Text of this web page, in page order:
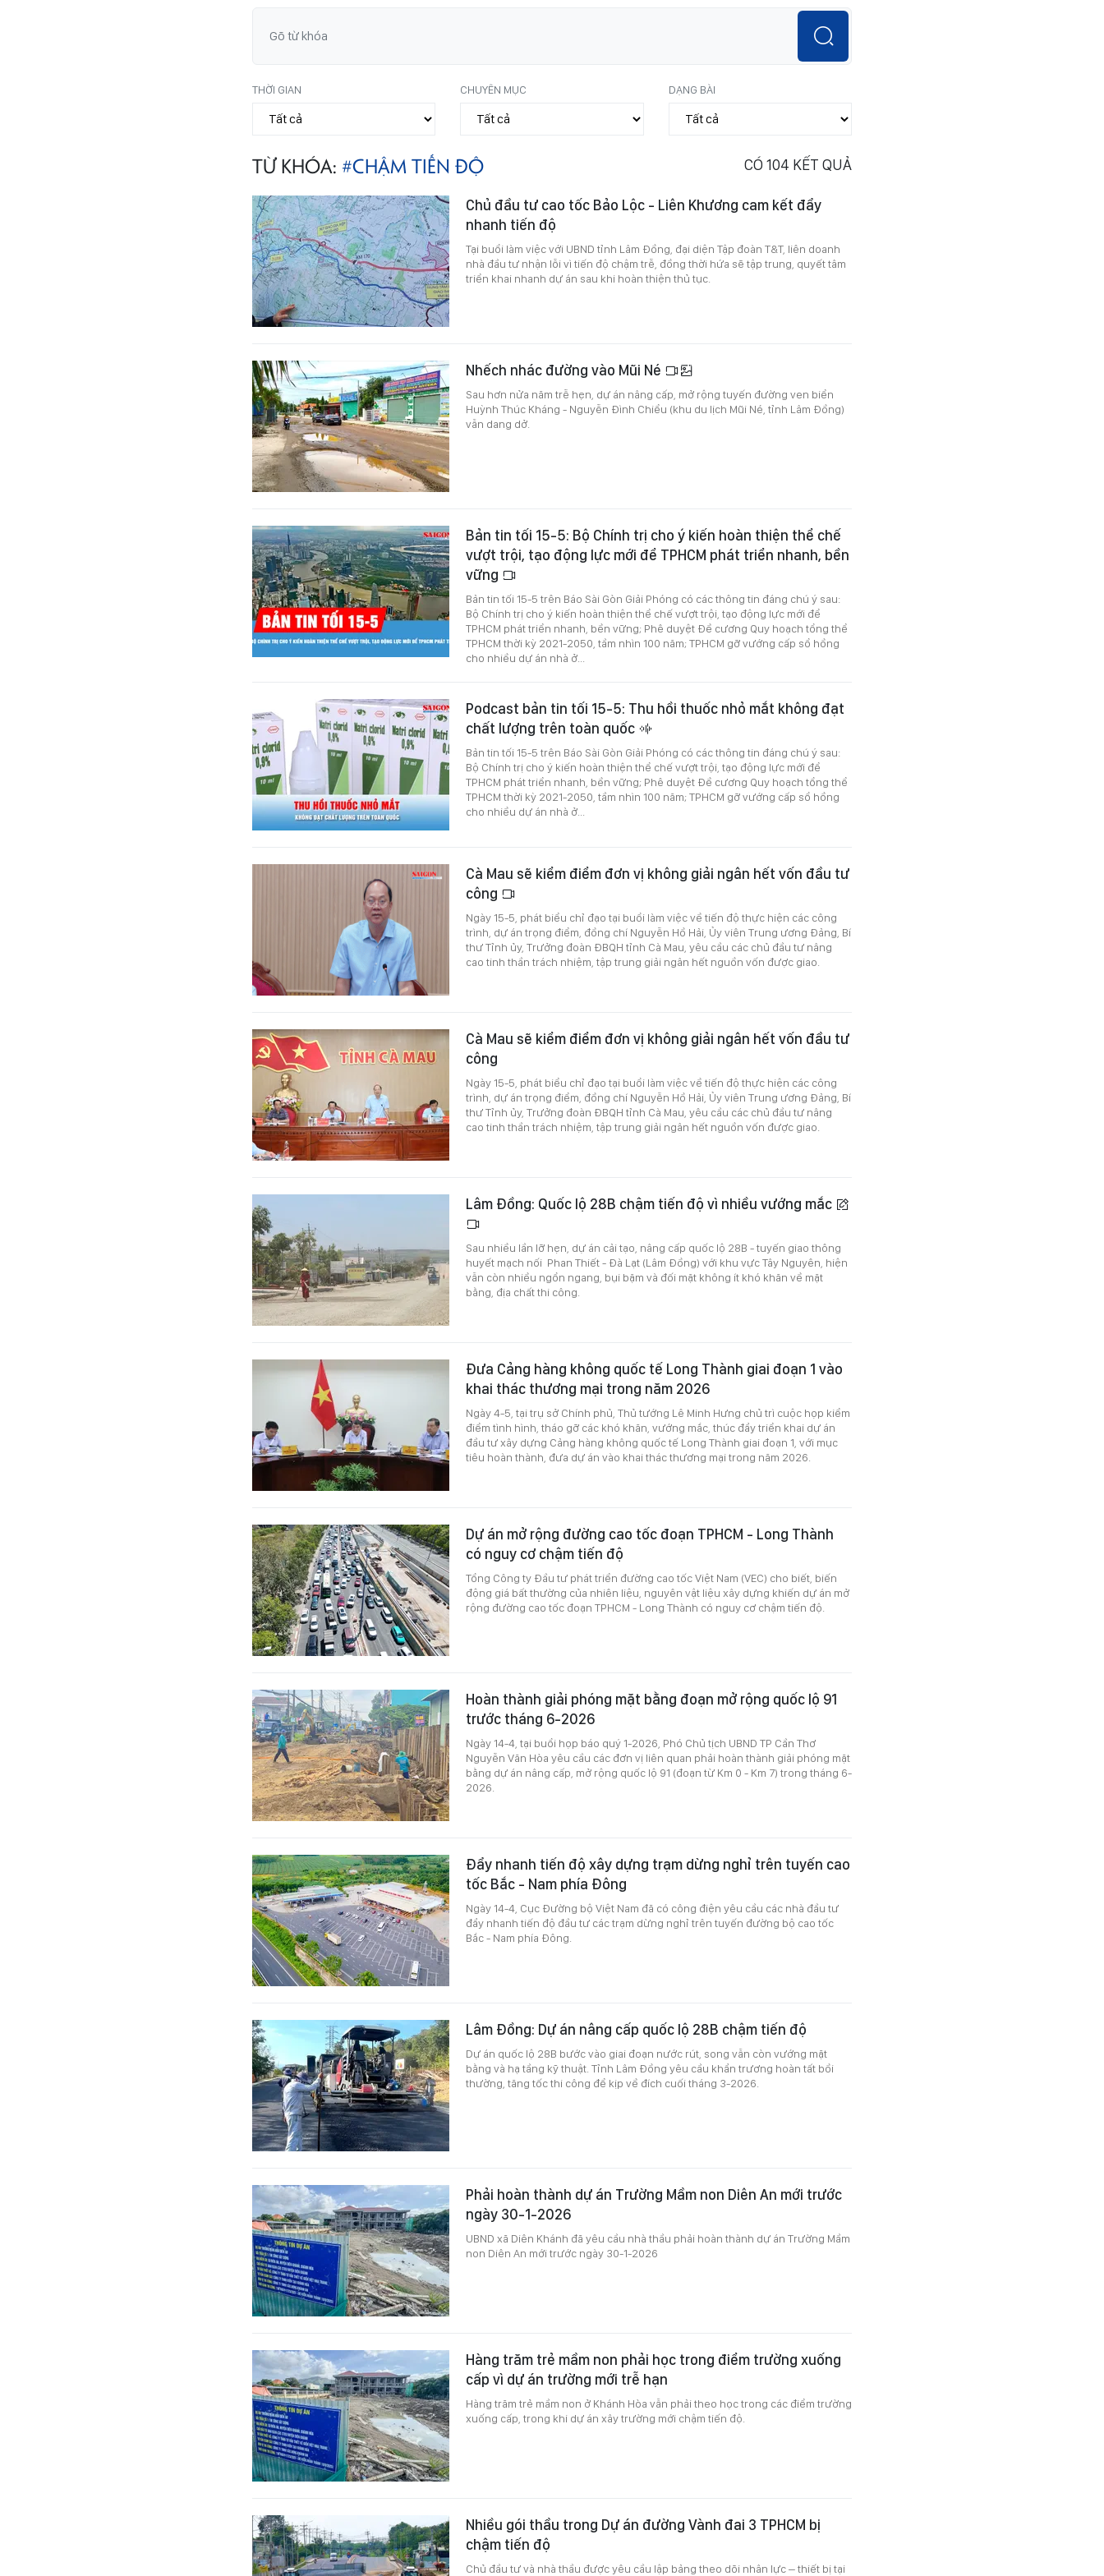
THỜI GIAN CHUYÊN MỤC DẠNG BÀI
TỪ KHÓA: #CHẬM TIẾN ĐỘ CÓ 104 KẾT QUẢ
Chủ đầu tư cao tốc Bảo Lộc - Liên Khương cam kết đẩy
nhanh tiến độ
Tại buổi làm việc với UBND tỉnh Lâm Đồng, đại diện Tập đoàn T&T, liên doanh
nhà đầu tư nhận lỗi vì tiến độ chậm trễ, đồng thời hứa sẽ tập trung, quyết tâm
triển khai nhanh dự án sau khi hoàn thiện thủ tục.
Nhếch nhác đường vào Mũi Né
Sau hơn nửa năm trễ hẹn, dự án nâng cấp, mở rộng tuyến đường ven biển
Huỳnh Thúc Kháng - Nguyễn Đình Chiểu (khu du lịch Mũi Né, tỉnh Lâm Đồng)
vẫn dang dở.
Bản tin tối 15-5: Bộ Chính trị cho ý kiến hoàn thiện thể chế
vượt trội, tạo động lực mới để TPHCM phát triển nhanh, bền
vững
Bản tin tối 15-5 trên Báo Sài Gòn Giải Phóng có các thông tin đáng chú ý sau:
Bộ Chính trị cho ý kiến hoàn thiện thể chế vượt trội, tạo động lực mới để
TPHCM phát triển nhanh, bền vững; Phê duyệt Đề cương Quy hoạch tổng thể
TPHCM thời kỳ 2021-2050, tầm nhìn 100 năm; TPHCM gỡ vướng cấp sổ hồng
cho nhiều dự án nhà ở...
Podcast bản tin tối 15-5: Thu hồi thuốc nhỏ mắt không đạt
chất lượng trên toàn quốc
Bản tin tối 15-5 trên Báo Sài Gòn Giải Phóng có các thông tin đáng chú ý sau:
Bộ Chính trị cho ý kiến hoàn thiện thể chế vượt trội, tạo động lực mới để
TPHCM phát triển nhanh, bền vững; Phê duyệt Đề cương Quy hoạch tổng thể
TPHCM thời kỳ 2021-2050, tầm nhìn 100 năm; TPHCM gỡ vướng cấp sổ hồng
cho nhiều dự án nhà ở...
Cà Mau sẽ kiểm điểm đơn vị không giải ngân hết vốn đầu tư
công
Ngày 15-5, phát biểu chỉ đạo tại buổi làm việc về tiến độ thực hiện các công
trình, dự án trọng điểm, đồng chí Nguyễn Hồ Hải, Ủy viên Trung ương Đảng, Bí
thư Tỉnh ủy, Trưởng đoàn ĐBQH tỉnh Cà Mau, yêu cầu các chủ đầu tư nâng
cao tinh thần trách nhiệm, tập trung giải ngân hết nguồn vốn được giao.
Cà Mau sẽ kiểm điểm đơn vị không giải ngân hết vốn đầu tư
công
Ngày 15-5, phát biểu chỉ đạo tại buổi làm việc về tiến độ thực hiện các công
trình, dự án trọng điểm, đồng chí Nguyễn Hồ Hải, Ủy viên Trung ương Đảng, Bí
thư Tỉnh ủy, Trưởng đoàn ĐBQH tỉnh Cà Mau, yêu cầu các chủ đầu tư nâng
cao tinh thần trách nhiệm, tập trung giải ngân hết nguồn vốn được giao.
Lâm Đồng: Quốc lộ 28B chậm tiến độ vì nhiều vướng mắc
Sau nhiều lần lỡ hẹn, dự án cải tạo, nâng cấp quốc lộ 28B - tuyến giao thông
huyết mạch nối Phan Thiết - Đà Lạt (Lâm Đồng) với khu vực Tây Nguyên, hiện
vẫn còn nhiều ngổn ngang, bụi bặm và đối mặt không ít khó khăn về mặt
bằng, địa chất thi công.
Đưa Cảng hàng không quốc tế Long Thành giai đoạn 1 vào
khai thác thương mại trong năm 2026
Ngày 4-5, tại trụ sở Chính phủ, Thủ tướng Lê Minh Hưng chủ trì cuộc họp kiểm
điểm tình hình, tháo gỡ các khó khăn, vướng mắc, thúc đẩy triển khai dự án
đầu tư xây dựng Cảng hàng không quốc tế Long Thành giai đoạn 1, với mục
tiêu hoàn thành, đưa dự án vào khai thác thương mại trong năm 2026.
Dự án mở rộng đường cao tốc đoạn TPHCM - Long Thành
có nguy cơ chậm tiến độ
Tổng Công ty Đầu tư phát triển đường cao tốc Việt Nam (VEC) cho biết, biến
động giá bất thường của nhiên liệu, nguyên vật liệu xây dựng khiến dự án mở
rộng đường cao tốc đoạn TPHCM - Long Thành có nguy cơ chậm tiến độ.
Hoàn thành giải phóng mặt bằng đoạn mở rộng quốc lộ 91
trước tháng 6-2026
Ngày 14-4, tại buổi họp báo quý 1-2026, Phó Chủ tịch UBND TP Cần Thơ
Nguyễn Văn Hòa yêu cầu các đơn vị liên quan phải hoàn thành giải phóng mặt
bằng dự án nâng cấp, mở rộng quốc lộ 91 (đoạn từ Km 0 - Km 7) trong tháng 6-
2026.
Đẩy nhanh tiến độ xây dựng trạm dừng nghỉ trên tuyến cao
tốc Bắc - Nam phía Đông
Ngày 14-4, Cục Đường bộ Việt Nam đã có công điện yêu cầu các nhà đầu tư
đẩy nhanh tiến độ đầu tư các trạm dừng nghỉ trên tuyến đường bộ cao tốc
Bắc - Nam phía Đông.
Lâm Đồng: Dự án nâng cấp quốc lộ 28B chậm tiến độ
Dự án quốc lộ 28B bước vào giai đoạn nước rút, song vẫn còn vướng mặt
bằng và hạ tầng kỹ thuật. Tỉnh Lâm Đồng yêu cầu khẩn trương hoàn tất bồi
thường, tăng tốc thi công để kịp về đích cuối tháng 3-2026.
Phải hoàn thành dự án Trường Mầm non Diên An mới trước
ngày 30-1-2026
UBND xã Diên Khánh đã yêu cầu nhà thầu phải hoàn thành dự án Trường Mầm
non Diên An mới trước ngày 30-1-2026
Hàng trăm trẻ mầm non phải học trong điểm trường xuống
cấp vì dự án trường mới trễ hạn
Hàng trăm trẻ mầm non ở Khánh Hòa vẫn phải theo học trong các điểm trường
xuống cấp, trong khi dự án xây trường mới chậm tiến độ.
Nhiều gói thầu trong Dự án đường Vành đai 3 TPHCM bị
chậm tiến độ
Chủ đầu tư và nhà thầu được yêu cầu lập bảng theo dõi nhân lực – thiết bị tại